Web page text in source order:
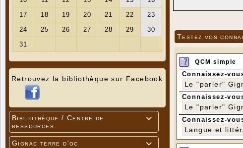
Retrouvez la bibliothèque sur Facebook

Bibliothèque / Centre de
ressources

Gignac terre d'oc
Testez vos
QCM simple
Connaissez-
Le "parler"
Connaissez-
Le "parler"
Connaissez-
Langue et